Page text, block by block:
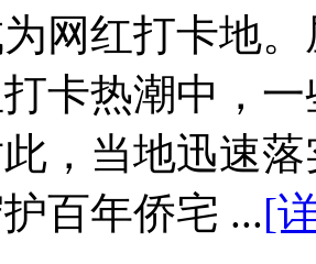
网红打卡地
卡热潮中，
，当地迅速
百年侨宅 ...[